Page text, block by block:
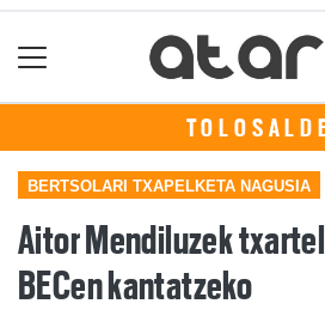
BERTSOLARI TXAPELKETA NAGUSIA
Aitor Mendiluzek
BECen kantatzeko